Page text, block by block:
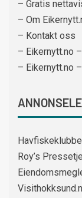
– Gratis
– Om
– Kontakt oss
– Eikernytt.no
– Eikernytt.no
Roy’s